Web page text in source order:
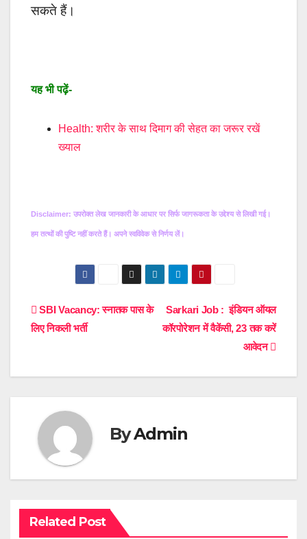
सकते हैं।
यह भी पढ़ें-
Health: शरीर के साथ दिमाग की सेहत का जरूर रखें
ख्याल
Disclaimer: उपरोक्त लेख जानकारी के आधार पर सिर्फ जागरूकता के उद्देश्य से लिखी गई।
हम तत्थों की पुष्टि नहीं करते हैं। अपने स्वविवेक से निर्णय लें।
Post
navigation
Sarkari Job : इंडियन ऑयल
कॉरपोरेशन में वैकेंसी, 23 तक करें
आवेदन
SBI Vacancy: स्नातक पास के
लिए निकली भर्ती
ByAdmin
Related Post